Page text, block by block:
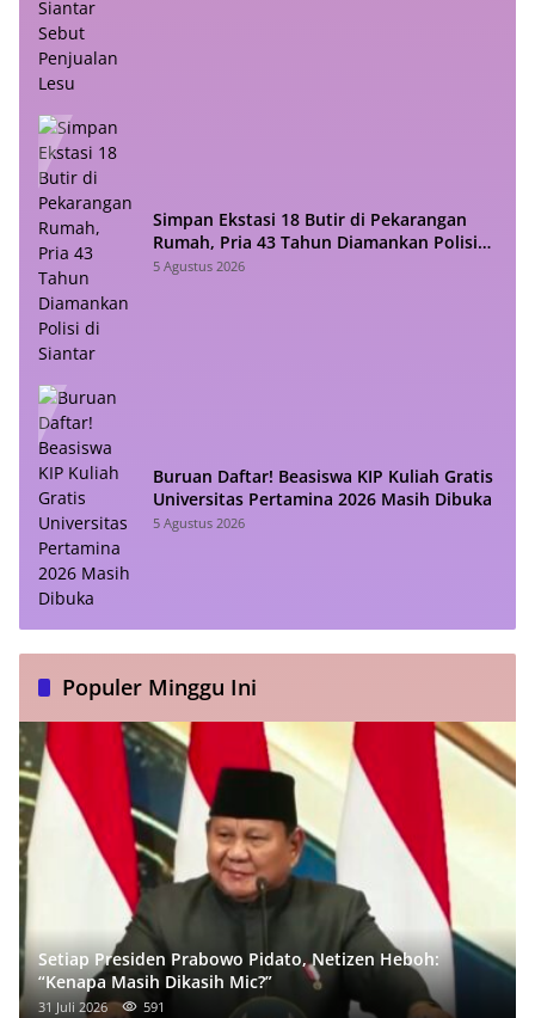
Simpan Ekstasi 18 Butir di Pekarangan
Rumah, Pria 43 Tahun Diamankan Polisi
di Siantar
5 Agustus 2026
Buruan Daftar! Beasiswa KIP Kuliah Gratis
Universitas Pertamina 2026 Masih Dibuka
5 Agustus 2026
Populer Minggu Ini
Setiap Presiden Prabowo Pidato, Netizen Heboh:
“Kenapa Masih Dikasih Mic?”
31 Juli 2026 591